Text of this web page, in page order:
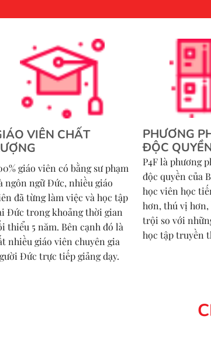
VIÊN CHẤT
giáo viên có bằng sư phạm
ngôn ngữ Đức, nhiều giáo
đã từng làm việc và học tập
Đức trong khoảng thời gian
thiểu 5 năm. Bên cạnh đó là
nhiều giáo viên chuyên gia
Đức trực tiếp giảng dạy.
PHƯƠNG
ĐỘC
P4F là phương
độc quyền của
học viên học
hơn, thú vị
trội so với
học tập truyền